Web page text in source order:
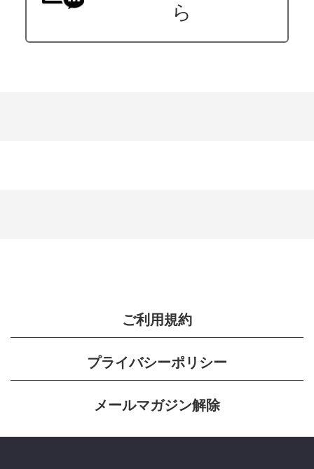
ら
ご利用規約
プライバシーポリシー
メールマガジン解除